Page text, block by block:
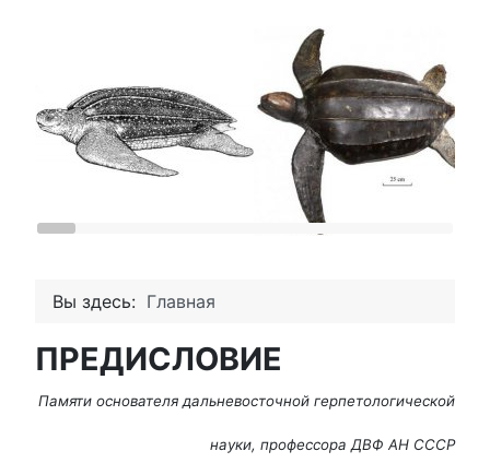
Вы здесь: Главная
ПРЕДИСЛОВИЕ
Памяти основателя дальневосточной герпетологической
науки, профессора ДВФ АН СССР